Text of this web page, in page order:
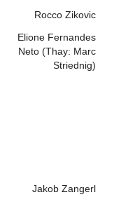
Rocco Zikovic
Elione Fernandes
Neto (Thay: Marc
Striednig)
Jakob Zangerl